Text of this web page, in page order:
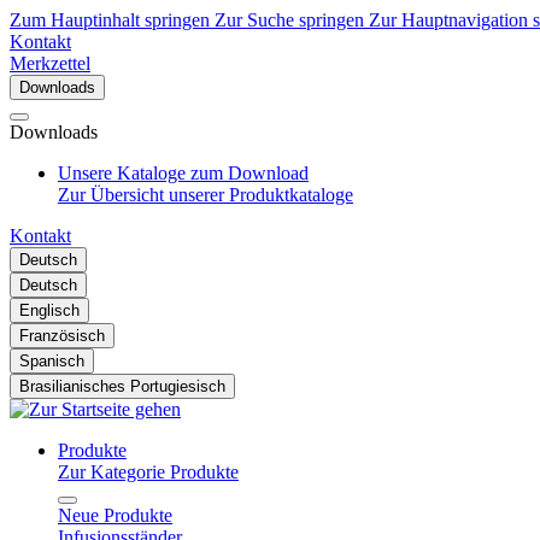
Zum Hauptinhalt springen Zur Suche springen Zur Hauptnavigation
Kontakt
Merkzettel
Downloads
Downloads
Unsere Kataloge zum Download
Zur Übersicht unserer Produktkataloge
Kontakt
Deutsch
Deutsch
Englisch
Französisch
Spanisch
Brasilianisches Portugiesisch
Produkte
Zur Kategorie Produkte
Neue Produkte